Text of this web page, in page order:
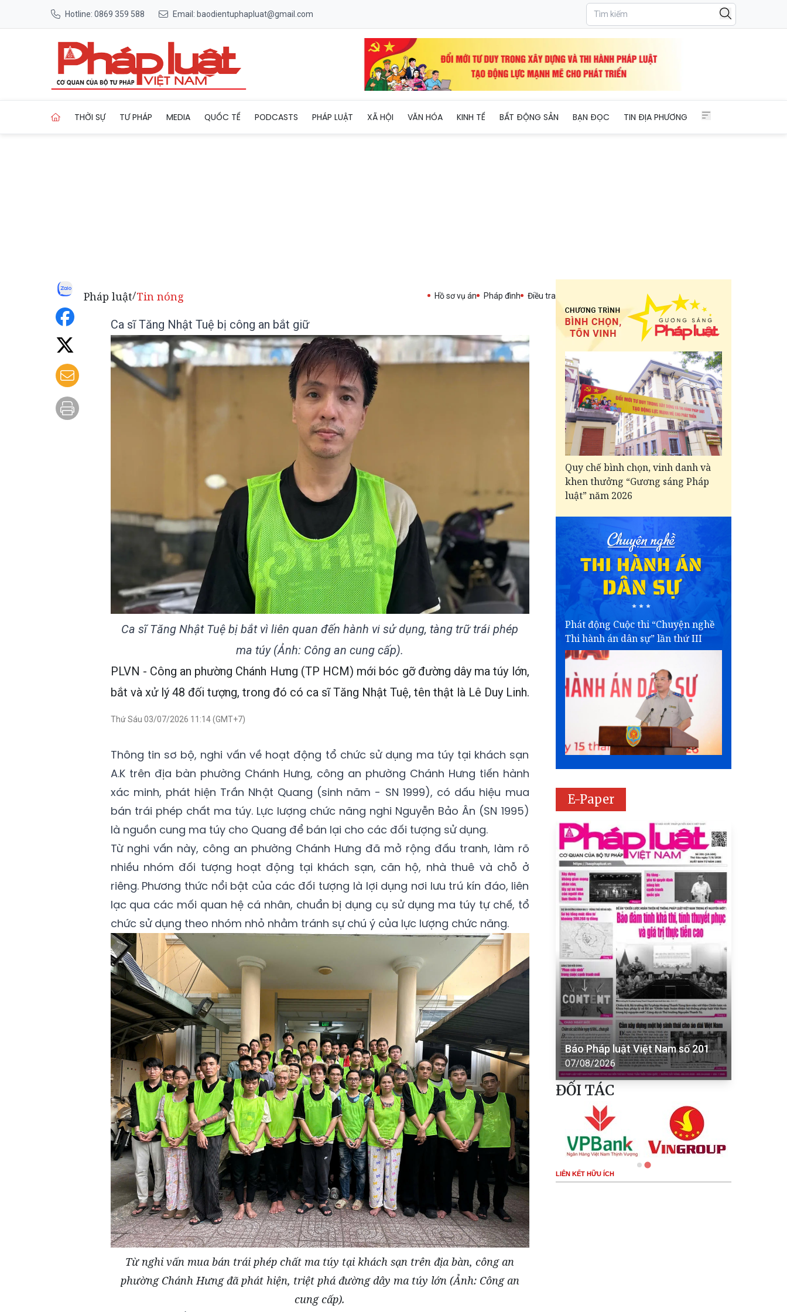
Hotline: 0869 359 588 Email: baodientuphapluat@gmail.com
THỜI SỰ TƯ PHÁP MEDIA QUỐC TẾ PODCASTS PHÁP LUẬT XÃ HỘI VĂN HÓA KINH TẾ BẤT ĐỘNG SẢN BẠN ĐỌC TIN ĐỊA PHƯƠNG
Pháp luật/Tin nóng Hồ sơ vụ án Pháp đình Điều tra
Ca sĩ Tăng Nhật Tuệ bị công an bắt giữ
Ca sĩ Tăng Nhật Tuệ bị bắt vì liên quan đến hành vi sử dụng, tàng trữ trái phép
ma túy (Ảnh: Công an cung cấp).
PLVN - Công an phường Chánh Hưng (TP HCM) mới bóc gỡ đường dây ma túy lớn,
bắt và xử lý 48 đối tượng, trong đó có ca sĩ Tăng Nhật Tuệ, tên thật là Lê Duy Linh.
Thứ Sáu 03/07/2026 11:14 (GMT+7)
Thông tin sơ bộ, nghi vấn về hoạt động tổ chức sử dụng ma túy tại khách sạn
A.K trên địa bàn phường Chánh Hưng, công an phường Chánh Hưng tiến hành
xác minh, phát hiện Trần Nhật Quang (sinh năm - SN 1999), có dấu hiệu mua
bán trái phép chất ma túy. Lực lượng chức năng nghi Nguyễn Bảo Ân (SN 1995)
là nguồn cung ma túy cho Quang để bán lại cho các đối tượng sử dụng.
Từ nghi vấn này, công an phường Chánh Hưng đã mở rộng đấu tranh, làm rõ
nhiều nhóm đối tượng hoạt động tại khách sạn, căn hộ, nhà thuê và chỗ ở
riêng. Phương thức nổi bật của các đối tượng là lợi dụng nơi lưu trú kín đáo, liên
lạc qua các mối quan hệ cá nhân, chuẩn bị dụng cụ sử dụng ma túy tự chế, tổ
chức sử dụng theo nhóm nhỏ nhằm tránh sự chú ý của lực lượng chức năng.
Từ nghi vấn mua bán trái phép chất ma túy tại khách sạn trên địa bàn, công an
phường Chánh Hưng đã phát hiện, triệt phá đường dây ma túy lớn (Ảnh: Công an
cung cấp).
Quy chế bình chọn, vinh danh và
khen thưởng “Gương sáng Pháp
luật” năm 2026
Phát động Cuộc thi “Chuyện nghề
Thi hành án dân sự” lần thứ III
E-Paper
Báo Pháp luật Việt Nam số 201
07/08/2026
ĐỐI TÁC
LIÊN KẾT HỮU ÍCH